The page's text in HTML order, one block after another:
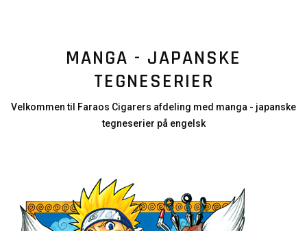
MANGA - JAPANSKE
TEGNESERIER
Velkommen til Faraos Cigarers afdeling med manga - japanske
tegneserier på engelsk